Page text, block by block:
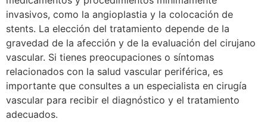
invasivos, como la angioplastia y la colocación de
stents. La elección del tratamiento depende de la
gravedad de la afección y de la evaluación del cirujano
vascular. Si tienes preocupaciones o síntomas
relacionados con la salud vascular periférica, es
importante que consultes a un especialista en cirugía
vascular para recibir el diagnóstico y el tratamiento
adecuados.